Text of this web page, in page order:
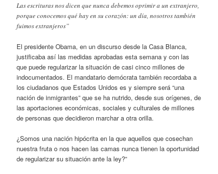
Las escrituras nos dicen que nunca debemos oprimir a un extranjero,
porque conocemos qué hay en su corazón: un día, nosotros también
fuimos extranjeros”
El presidente Obama, en un discurso desde la Casa Blanca,
justificaba así las medidas aprobadas esta semana y con las
que puede regularizar la situación de casi cinco millones de
indocumentados. El mandatario demócrata también recordaba a
los ciudadanos que Estados Unidos es y siempre será “una
nación de inmigrantes” que se ha nutrido, desde sus orígenes, de
las aportaciones económicas, sociales y culturales de millones
de personas que decidieron marchar a otra orilla.
¿Somos una nación hipócrita en la que aquellos que cosechan
nuestra fruta o nos hacen las camas nunca tienen la oportunidad
de regularizar su situación ante la ley?”